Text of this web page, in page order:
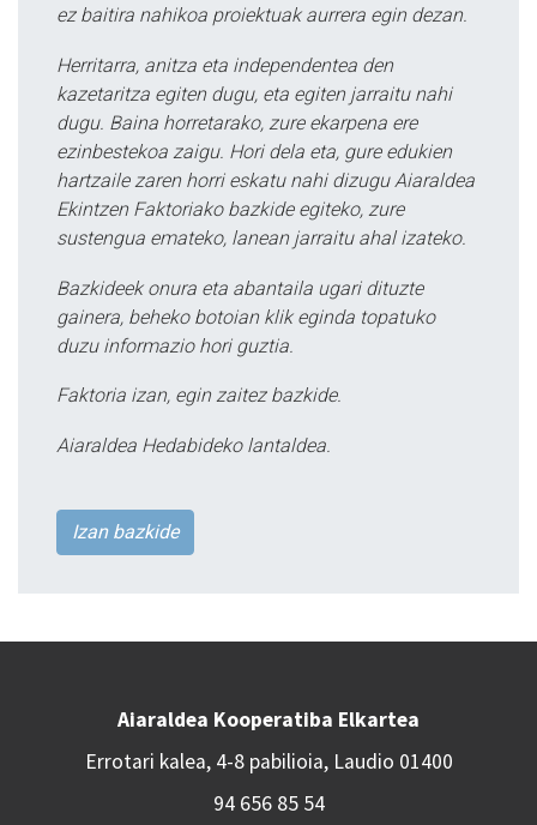
ez baitira nahikoa proiektuak aurrera egin dezan.
Herritarra, anitza eta independentea den
kazetaritza egiten dugu, eta egiten jarraitu nahi
dugu. Baina horretarako, zure ekarpena ere
ezinbestekoa zaigu. Hori dela eta, gure edukien
hartzaile zaren horri eskatu nahi dizugu Aiaraldea
Ekintzen Faktoriako bazkide egiteko, zure
sustengua emateko, lanean jarraitu ahal izateko.
Bazkideek onura eta abantaila ugari dituzte
gainera, beheko botoian klik eginda topatuko
duzu informazio hori guztia.
Faktoria izan, egin zaitez bazkide.
Aiaraldea Hedabideko lantaldea.
Izan bazkide
Aiaraldea Kooperatiba Elkartea
Errotari kalea, 4-8 pabilioia, Laudio 01400
94 656 85 54